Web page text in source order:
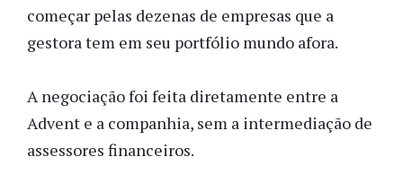
começar pelas dezenas de empresas que a
gestora tem em seu portfólio mundo afora.
A negociação foi feita diretamente entre a
Advent e a companhia, sem a intermediação de
assessores financeiros.